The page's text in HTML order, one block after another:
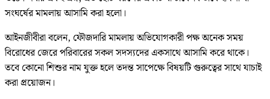
সংঘর্ষের মামলায় আসামি করা হলো।
আইনজীবীরা বলেন, ফৌজদারি মামলায় অভিযোগকারী পক্ষ অনেক সময়
বিরোধের জেরে পরিবারের সকল সদস্যদের একসাথে আসামি করে থাকে।
তবে কোনো শিশুর নাম যুক্ত হলে তদন্ত সাপেক্ষে বিষয়টি গুরুত্বের সাথে যাচাই
করা প্রয়োজন।